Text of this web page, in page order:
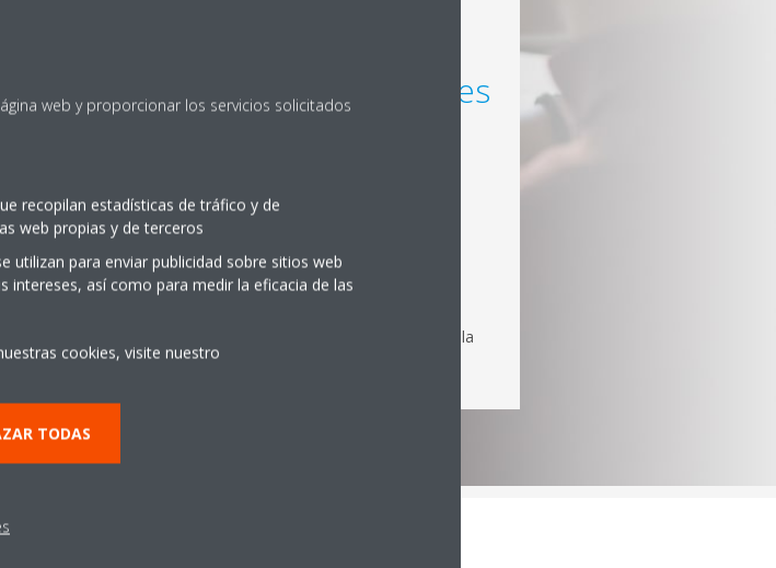
Acceso a varias ubicaciones
Acceso basado en
permisos
Capacidad de dar mayor o menor nivel de acceso en la
plataforma en base al nivel del usuario y su cargo.
web y proporcionar los servicios solicitados
recopilan estadísticas de tráfico y de
web propias y de terceros
utilizan para enviar publicidad sobre sitios web
intereses, así como para medir la eficacia de las
cookies, visite nuestro
TODAS